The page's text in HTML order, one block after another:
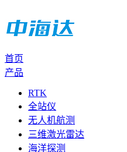
首页
产品
RTK
全站仪
无人机航测
三维激光雷达
海洋探测